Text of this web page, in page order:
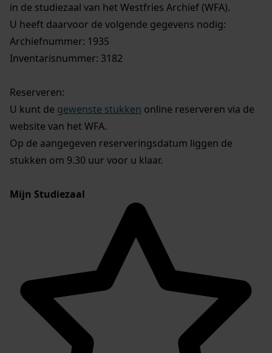
in de studiezaal van het Westfries Archief (WFA).
U heeft daarvoor de volgende gegevens nodig:
Archiefnummer: 1935
Inventarisnummer: 3182
Reserveren:
U kunt de gewenste stukken online reserveren via de
website van het WFA.
Op de aangegeven reserveringsdatum liggen de
stukken om 9.30 uur voor u klaar.
Mijn Studiezaal